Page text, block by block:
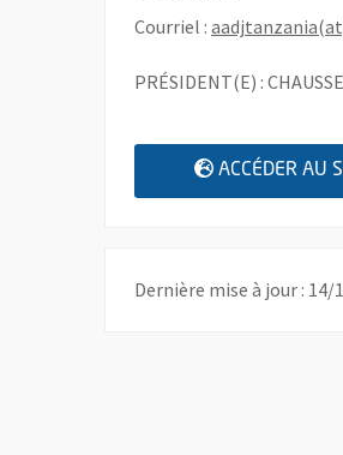
Courriel :
PRÉSIDENT(E) :
ACCÉDER AU
Dernière mise à jour : 14/